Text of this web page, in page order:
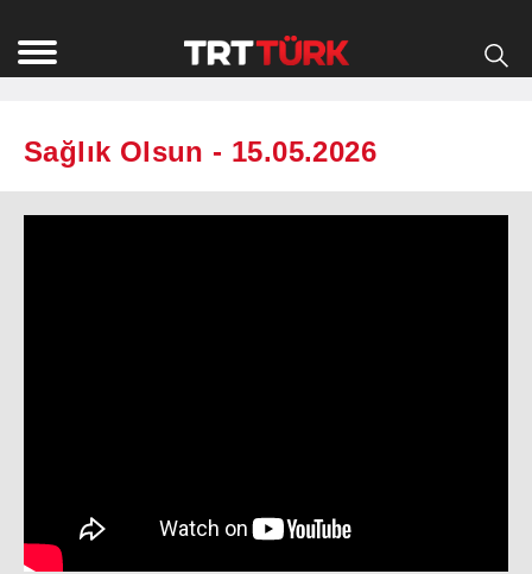
Sağlık Olsun - 15.05.2026